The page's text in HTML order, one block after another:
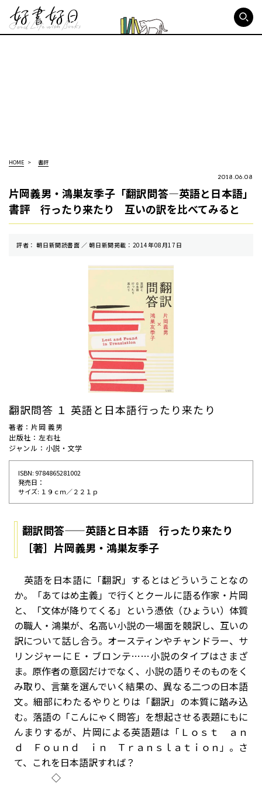
HOME 書評
2018.06.08
片岡義男・鴻巣友季子「翻訳問答—英語と日本語」
書評 行ったり来たり 互いの訳を比べてみると
評者： 朝日新聞読書面 ／ 朝⽇新聞掲載：2014年08月17日
翻訳問答 １ 英語と日本語行ったり来たり
著者：片岡 義男
出版社：左右社
ジャンル：小説・文学
ISBN: 9784865281002
発売⽇：
サイズ: １９ｃｍ／２２１ｐ
翻訳問答——英語と日本語 行ったり来たり
［著］片岡義男・鴻巣友季子
英語を日本語に「翻訳」するとはどういうことなの
か。「あてはめ主義」で行くとクールに語る作家・片岡
と、「文体が降りてくる」という憑依（ひょうい）体質
の職人・鴻巣が、名高い小説の一場面を競訳し、互いの
訳について話し合う。オースティンやチャンドラー、サ
リンジャーにＥ・ブロンテ……小説のタイプはさまざ
ま。原作者の意図だけでなく、小説の語りそのものをく
み取り、言葉を選んでいく結果の、異なる二つの日本語
文。細部にわたるやりとりは「翻訳」の本質に踏み込
む。落語の「こんにゃく問答」を想起させる表題にもに
んまりするが、片岡による英語題は「Ｌｏｓｔ ａｎ
ｄ Ｆｏｕｎｄ ｉｎ Ｔｒａｎｓｌａｔｉｏｎ」。さ
て、これを日本語訳すれば？
◇